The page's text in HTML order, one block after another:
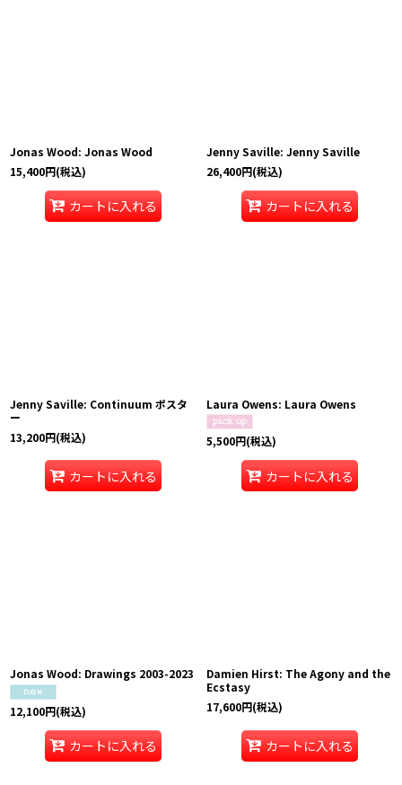
Jonas Wood: Jonas Wood
15,400円(税込)
カートに入れる
Jenny Saville: Jenny Saville
26,400円(税込)
カートに入れる
Jenny Saville: Continuum ポスタ
ー
13,200円(税込)
カートに入れる
Laura Owens: Laura Owens
5,500円(税込)
カートに入れる
Jonas Wood: Drawings 2003-2023
12,100円(税込)
カートに入れる
Damien Hirst: The Agony and the
Ecstasy
17,600円(税込)
カートに入れる